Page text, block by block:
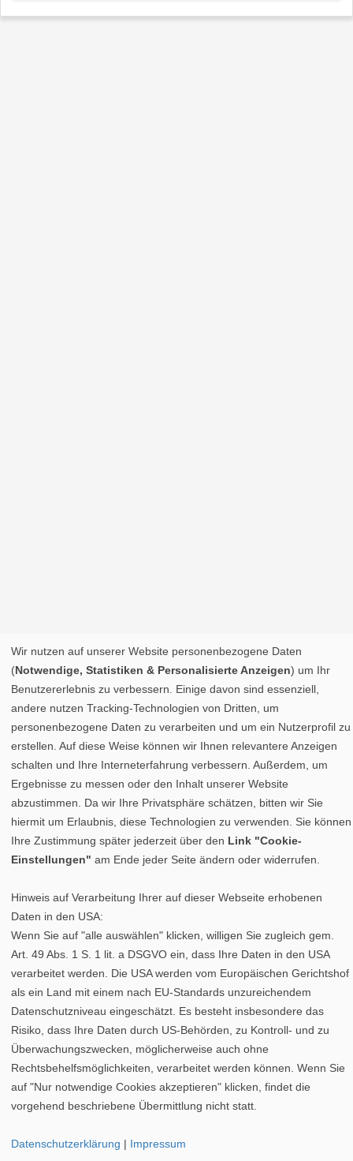
Datenschutz | Cookie-Einstellungen |
Impressum
©vipex.de
Pollenkarte Saarland|Pollenkarte Schleswig-Holstein|
Pollenkarte Sachsen-Anhalt|Pollenkarte Niedersachsen|
Pollenvorhersage Städte
Wir nutzen auf unserer Website personenbezogene Daten
(Notwendige, Statistiken & Personalisierte Anzeigen) um Ihr
Benutzererlebnis zu verbessern. Einige davon sind essenziell,
andere nutzen Tracking-Technologien von Dritten, um
personenbezogene Daten zu verarbeiten und um ein Nutzerprofil zu
erstellen. Auf diese Weise können wir Ihnen relevantere Anzeigen
schalten und Ihre Interneterfahrung verbessern. Außerdem, um
Ergebnisse zu messen oder den Inhalt unserer Website
abzustimmen. Da wir Ihre Privatsphäre schätzen, bitten wir Sie
hiermit um Erlaubnis, diese Technologien zu verwenden. Sie können
Ihre Zustimmung später jederzeit über den Link "Cookie-
Einstellungen" am Ende jeder Seite ändern oder widerrufen.
Hinweis auf Verarbeitung Ihrer auf dieser Webseite erhobenen
Daten in den USA:
Wenn Sie auf "alle auswählen" klicken, willigen Sie zugleich gem.
Art. 49 Abs. 1 S. 1 lit. a DSGVO ein, dass Ihre Daten in den USA
verarbeitet werden. Die USA werden vom Europäischen Gerichtshof
als ein Land mit einem nach EU-Standards unzureichendem
Datenschutzniveau eingeschätzt. Es besteht insbesondere das
Risiko, dass Ihre Daten durch US-Behörden, zu Kontroll- und zu
Überwachungszwecken, möglicherweise auch ohne
Rechtsbehelfsmöglichkeiten, verarbeitet werden können. Wenn Sie
auf "Nur notwendige Cookies akzeptieren" klicken, findet die
vorgehend beschriebene Übermittlung nicht statt.
Datenschutzerklärung | Impressum